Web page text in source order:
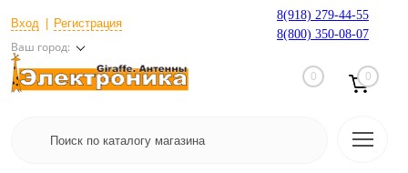
Вход Регистрация
Ваш город:
8(918) 279-44-55
8(800) 350-08-07
0 0